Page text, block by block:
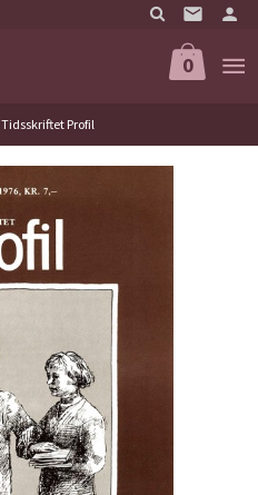
0
Tidsskriftet Profil